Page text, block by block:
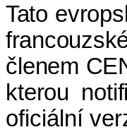
Tato
členem
kterou
oficiální